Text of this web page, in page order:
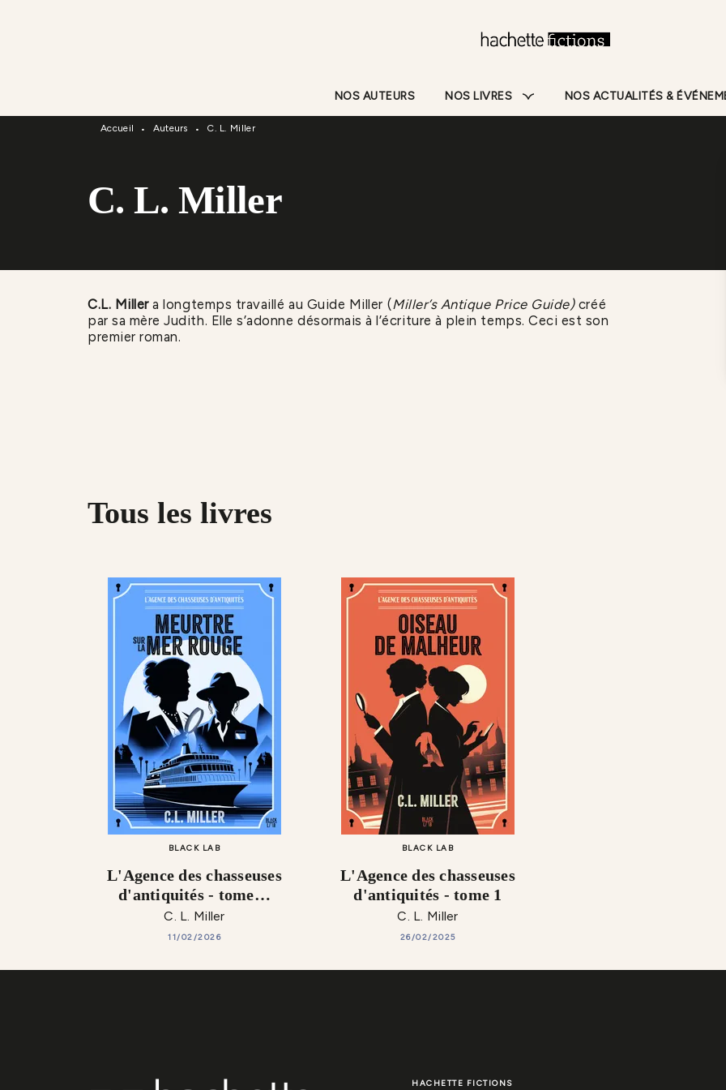
NOS AUTEURS NOS LIVRES NOS ACTUALITÉS &
Accueil • Auteurs • C. L. Miller
C. L. Miller
C.L. Millera longtemps travaillé au Guide Miller (Miller’s Antique Price Guide)créé
par sa mère Judith. Elle s’adonne désormais à l’écriture à plein temps. Ceci est son
premier roman.
Tous les livres
BLACK LAB
L'Agence des chasseuses
d'antiquités - tome…
C. L. Miller
11/02/2026
BLACK LAB
L'Agence des chasseuses
d'antiquités - tome 1
C. L. Miller
26/02/2025
HACHETTE FICTIONS